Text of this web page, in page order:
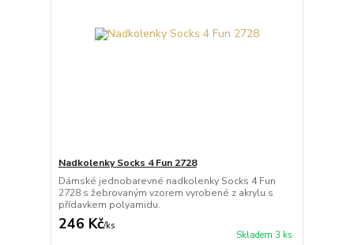
Nadkolenky Socks 4 Fun 2728
Dámské jednobarevné nadkolenky Socks 4 Fun
2728 s žebrovaným vzorem vyrobené z akrylu s
přídavkem polyamidu.
246 Kč/ks
Skladem 3 ks